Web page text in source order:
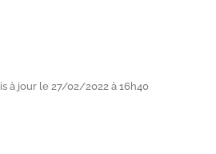
à jour le 27/02/2022 à 16h40